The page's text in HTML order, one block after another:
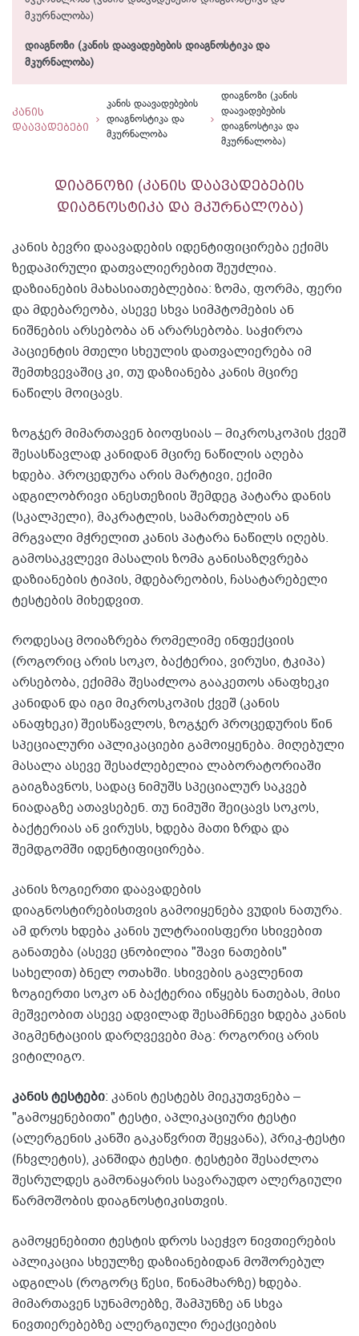
მკურნალობა)
დიაგნოზი (კანის დაავადებების დიაგნოსტიკა და
მკურნალობა)
კანის
დაავადებები
კანის დაავადებების
დიაგნოსტიკა და
მკურნალობა
დიაგნოზი (კანის
დაავადებების
დიაგნოსტიკა და
მკურნალობა)
დიაგნოზი (კანის დაავადებების
დიაგნოსტიკა და მკურნალობა)
კანის ბევრი დაავადების იდენტიფიცირება ექიმს
ზედაპირული დათვალიერებით შეუძლია.
დაზიანების მახასიათებლებია: ზომა, ფორმა, ფერი
და მდებარეობა, ასევე სხვა სიმპტომების ან
ნიშნების არსებობა ან არარსებობა. საჭიროა
პაციენტის მთელი სხეულის დათვალიერება იმ
შემთხვევაშიც კი, თუ დაზიანება კანის მცირე
ნაწილს მოიცავს.
ზოგჯერ მიმართავენ ბიოფსიას – მიკროსკოპის ქვეშ
შესასწავლად კანიდან მცირე ნაწილის აღება
ხდება. პროცედურა არის მარტივი, ექიმი
ადგილობრივი ანესთეზიის შემდეგ პატარა დანის
(სკალპელი), მაკრატლის, სამართებლის ან
მრგვალი მჭრელით კანის პატარა ნაწილს იღებს.
გამოსაკვლევი მასალის ზომა განისაზღვრება
დაზიანების ტიპის, მდებარეობის, ჩასატარებელი
ტესტების მიხედვით.
როდესაც მოიაზრება რომელიმე ინფექციის
(როგორიც არის სოკო, ბაქტერია, ვირუსი, ტკიპა)
არსებობა, ექიმმა შესაძლოა გააკეთოს ანაფხეკი
კანიდან და იგი მიკროსკოპის ქვეშ (კანის
ანაფხეკი) შეისწავლოს, ზოგჯერ პროცედურის წინ
სპეციალური აპლიკაციები გამოიყენება. მიღებული
მასალა ასევე შესაძლებელია ლაბორატორიაში
გაიგზავნოს, სადაც ნიმუშს სპეციალურ საკვებ
ნიადაგზე ათავსებენ. თუ ნიმუში შეიცავს სოკოს,
ბაქტერიას ან ვირუსს, ხდება მათი ზრდა და
შემდგომში იდენტიფიცირება.
კანის ზოგიერთი დაავადების
დიაგნოსტირებისთვის გამოიყენება ვუდის ნათურა.
ამ დროს ხდება კანის ულტრაიისფერი სხივებით
განათება (ასევე ცნობილია "შავი ნათების"
სახელით) ბნელ ოთახში. სხივების გავლენით
ზოგიერთი სოკო ან ბაქტერია იწყებს ნათებას, მისი
მეშვეობით ასევე ადვილად შესამჩნევი ხდება კანის
პიგმენტაციის დარღვევები მაგ: როგორიც არის
ვიტილიგო.
კანის ტესტები: კანის ტესტებს მიეკუთვნება –
"გამოყენებითი" ტესტი, აპლიკაციური ტესტი
(ალერგენის კანში გაკაწვრით შეყვანა), პრიკ-ტესტი
(ჩხვლეტის), კანშიდა ტესტი. ტესტები შესაძლოა
შესრულდეს გამონაყარის სავარაუდო ალერგიული
წარმოშობის დიაგნოსტიკისთვის.
გამოყენებითი ტესტის დროს საეჭვო ნივთიერების
აპლიკაცია სხეულზე დაზიანებიდან მოშორებულ
ადგილას (როგორც წესი, წინამხარზე) ხდება.
მიმართავენ სუნამოებზე, შამპუნზე ან სხვა
ნივთიერებებზე ალერგიული რეაქციების